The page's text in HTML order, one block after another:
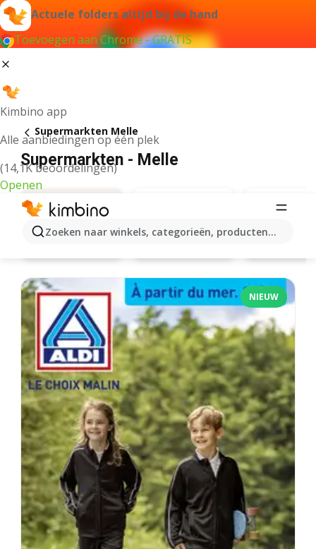
Actuele folders altijd bij de hand
Toevoegen aan Chrome - GRATIS
Kimbino app
Alle aanbiedingen op één plek
(14,1K beoordelingen)
Openen
Zoeken naar winkels, categorieën, producten...
Supermarkten Melle
Supermarkten - Melle
NIEUW